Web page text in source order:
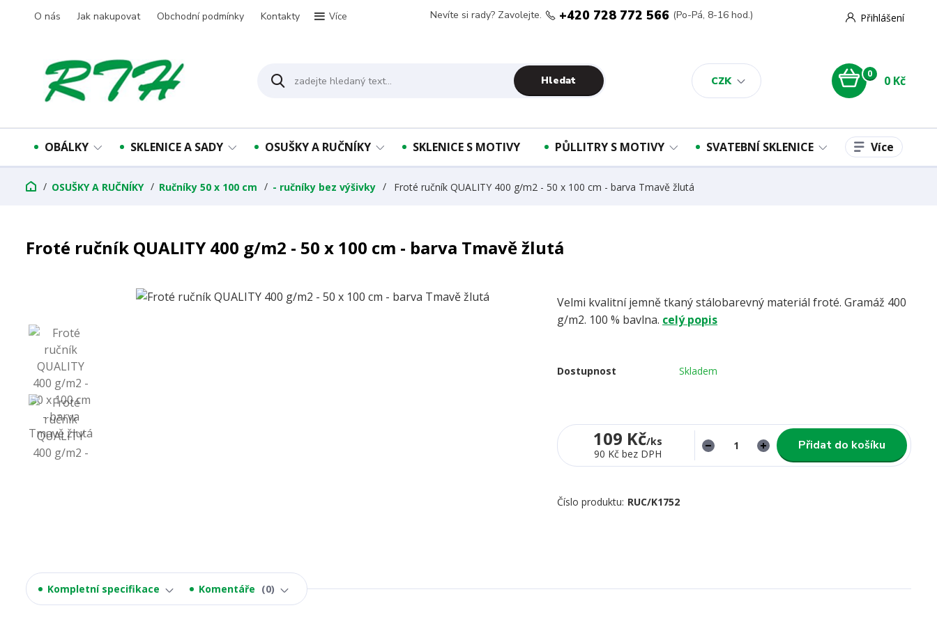
O nás Jak nakupovat Obchodní podmínky Kontakty Více
CZK
Přihlášení
Hledat
Nevíte si rady? Zavolejte. +420 728 772 566 (Po-Pá, 8-16 hod.)
0 0 Kč
OBÁLKY SKLENICE A SADY OSUŠKY A RUČNÍKY SKLENICE S MOTIVY PŮLLITRY S MOTIVY SVATEBNÍ SKLENICE Více
OSUŠKY A RUČNÍKY Ručníky 50 x 100 cm - ručníky bez výšivky Froté ručník QUALITY 400 g/m2 - 50 x 100 cm - barva Tmavě žlutá
Froté ručník QUALITY 400 g/m2 - 50 x 100 cm - barva Tmavě žlutá
Velmi kvalitní jemně tkaný stálobarevný materiál froté. Gramáž 400
g/m2. 100 % bavlna. celý popis
Dostupnost Skladem
109 Kč/ks
90 Kč bez DPH
Přidat do košíku
Číslo produktu: RUC/K1752
Kompletní specifikace Komentáře 0